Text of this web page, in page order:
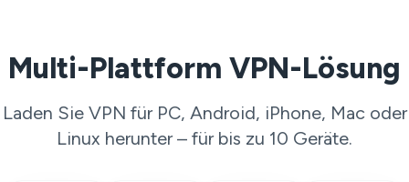
Multi-Plattform VPN-Lösung
Laden Sie VPN für PC, Android, iPhone, Mac oder
Linux herunter – für bis zu 10 Geräte.